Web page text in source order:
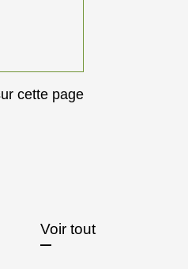
cette page
Voir tout